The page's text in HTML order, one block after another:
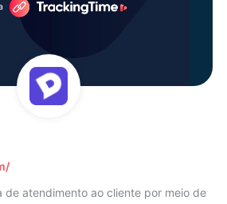
de atendimento ao cliente por meio de